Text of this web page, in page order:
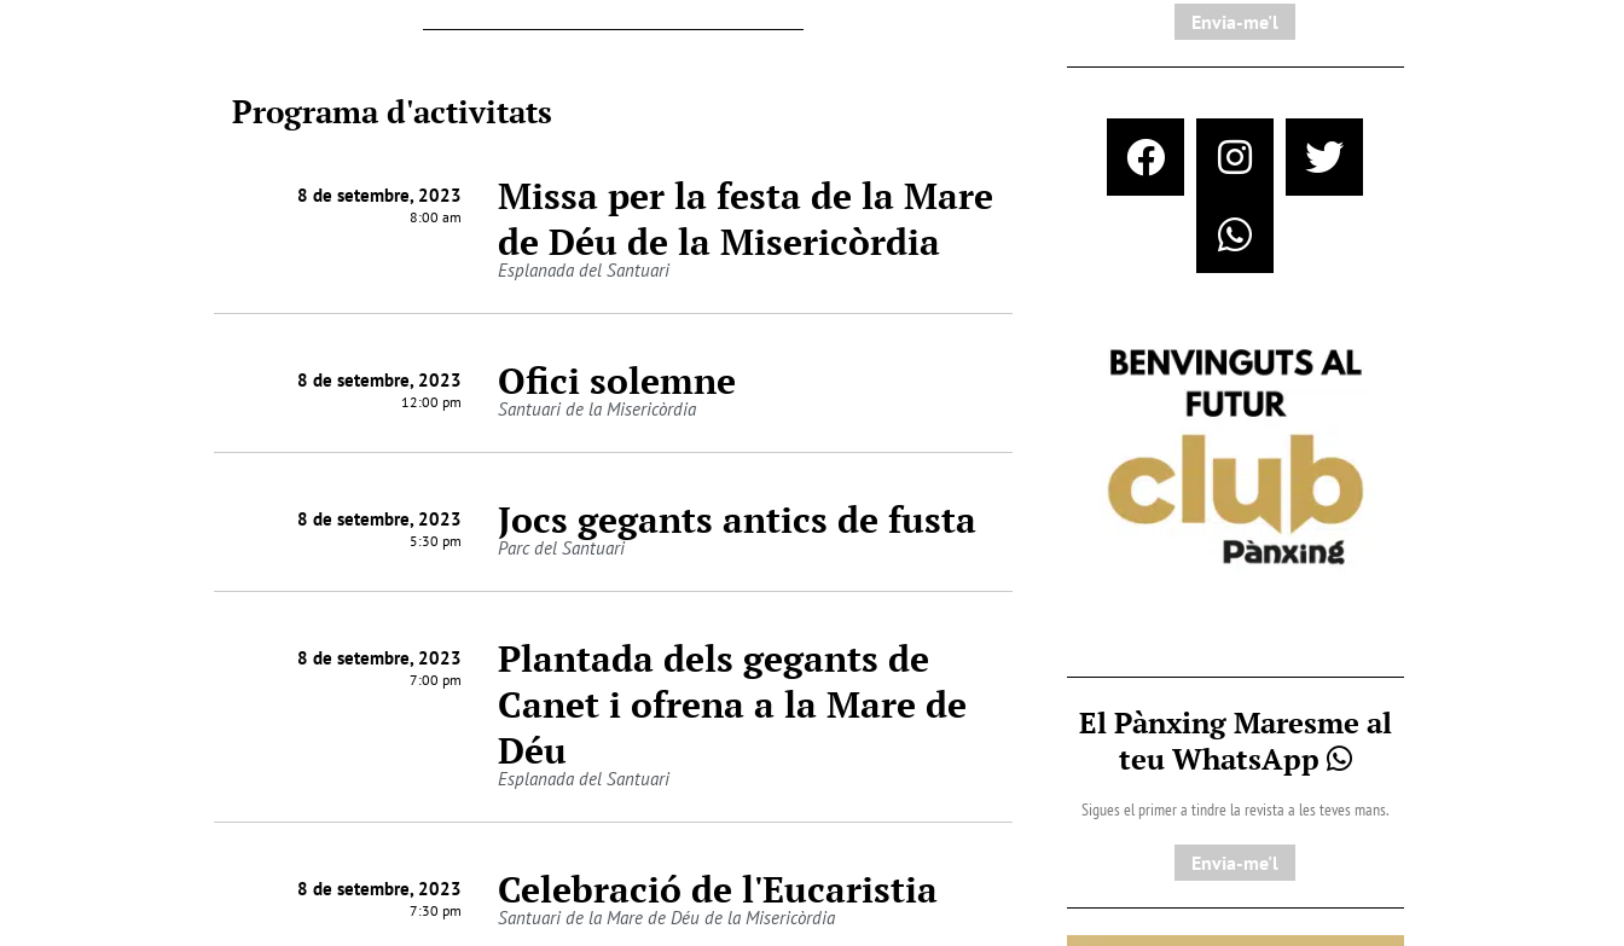
Programa d'activitats
8 de setembre, 2023
8:00 am
Missa per la festa de la Mare
de Déu de la Misericòrdia
Esplanada del Santuari
8 de setembre, 2023
12:00 pm Ofici solemne
Santuari de la Misericòrdia
8 de setembre, 2023
5:30 pm Jocs gegants antics de fusta
Parc del Santuari
8 de setembre, 2023
7:00 pm
Plantada dels gegants de
Canet i ofrena a la Mare de
Déu
Esplanada del Santuari
8 de setembre, 2023
7:30 pm Celebració de l'Eucaristia
Santuari de la Mare de Déu de la Misericòrdia
Envia-me'l
El Pànxing Maresme al
teu WhatsApp
Sigues el primer a tindre la revista a les teves mans.
Envia-me'l